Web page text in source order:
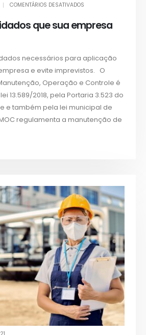
COMENTÁRIOS DESATIVADOS
que sua empresa
necessários para aplicação
e evite imprevistos. O
Operação e Controle é
13.589/2018, pela Portaria 3.523 do
e também pela lei municipal de
regulamenta a manutenção de